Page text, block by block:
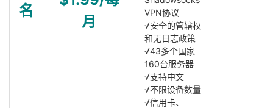
名
月
VPN协议
√安全的管辖权
和无日志政策
√43多个国家
160台服务器
√支持中文
√不限设备数量
√信用卡、